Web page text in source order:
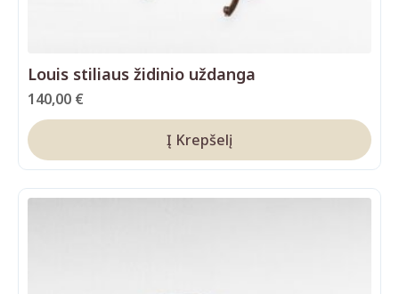
Louis stiliaus židinio uždanga
140,00 €
Į Krepšelį